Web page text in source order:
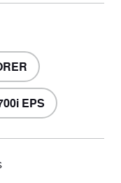
EPS